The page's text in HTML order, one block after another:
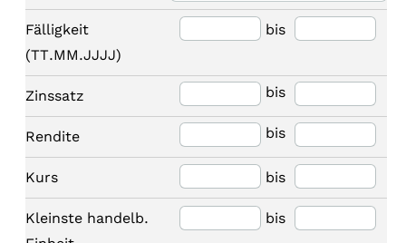
Fälligkeit
(TT.MM.JJJJ)
bis
Zinssatz bis
Rendite bis
Kurs bis
Kleinste handelb.
bis